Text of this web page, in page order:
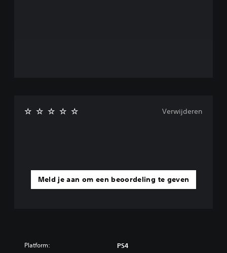
Meld je aan om een beoordeling te geven
Verwijderen
Platform: PS4